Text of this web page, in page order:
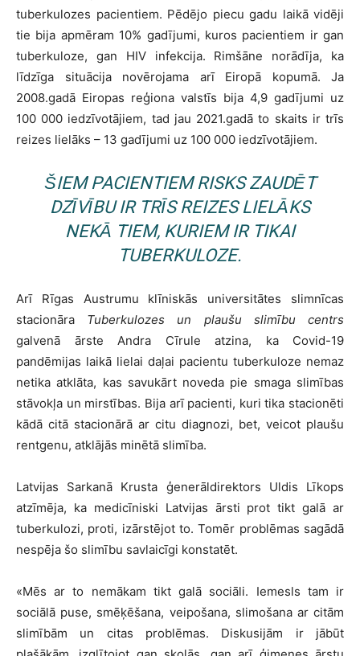
tuberkulozes pacientiem. Pēdējo piecu gadu laikā vidēji
tie bija apmēram 10% gadījumi, kuros pacientiem ir gan
tuberkuloze, gan HIV infekcija. Rimšāne norādīja, ka
līdzīga situācija novērojama arī Eiropā kopumā. Ja
2008.gadā Eiropas reģiona valstīs bija 4,9 gadījumi uz
100 000 iedzīvotājiem, tad jau 2021.gadā to skaits ir trīs
reizes lielāks – 13 gadījumi uz 100 000 iedzīvotājiem.
ŠIEM PACIENTIEM RISKS ZAUDĒT
DZĪVĪBU IR TRĪS REIZES LIELĀKS
NEKĀ TIEM, KURIEM IR TIKAI
TUBERKULOZE.
Arī Rīgas Austrumu klīniskās universitātes slimnīcas
stacionāra Tuberkulozes un plaušu slimību centrs
galvenā ārste Andra Cīrule atzina, ka Covid-19
pandēmijas laikā lielai daļai pacientu tuberkuloze nemaz
netika atklāta, kas savukārt noveda pie smaga slimības
stāvokļa un mirstības. Bija arī pacienti, kuri tika stacionēti
kādā citā stacionārā ar citu diagnozi, bet, veicot plaušu
rentgenu, atklājās minētā slimība.
Latvijas Sarkanā Krusta ģenerāldirektors Uldis Līkops
atzīmēja, ka medicīniski Latvijas ārsti prot tikt galā ar
tuberkulozi, proti, izārstējot to. Tomēr problēmas sagādā
nespēja šo slimību savlaicīgi konstatēt.
«Mēs ar to nemākam tikt galā sociāli. Iemesls tam ir
sociālā puse, smēķēšana, veipošana, slimošana ar citām
slimībām un citas problēmas. Diskusijām ir jābūt